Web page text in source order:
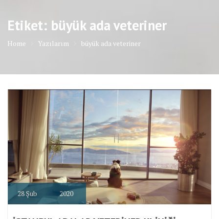
Etiket: büyük ada veteriner
Home Yazılarım büyük ada veteriner
28 Şub 2020